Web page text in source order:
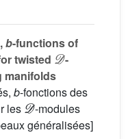
b-functions of
twisted
𝒟
-
manifolds
b-fonctions des
les
𝒟
-modules
généralisées]